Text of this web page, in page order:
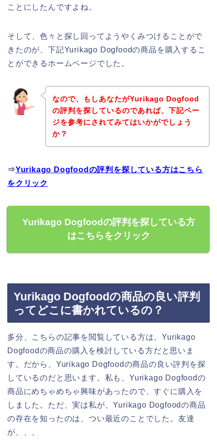
ことにしたんですよね。
そして、色々と探し回ってようやくみつけることがで
きたのが、下記Yurikago Dogfoodの商品を購入するこ
とができるホームページでした。
なので、もしあなたがYurikago Dogfood
の評判を探しているのであれば、下記ペー
ジを参考にされてみてはいかがでしょう
か？
⇒Yurikago Dogfoodの評判を探している方はこちら
をクリック
Yurikago Dogfoodの評判を探している方
はこちらをクリック
Yurikago Dogfoodの商品の良い評判
ってどこに書かれているの？
多分、こちらの記事を閲覧している方は、Yurikago
Dogfoodの商品の購入を検討している方だと思いま
す。だから、Yurikago Dogfoodの商品の良い評判を探
しているのだと思います。私も、Yurikago Dogfoodの
商品にめちゃめちゃ興味があったので、すぐに購入を
しました。ただ、実は私が、Yurikago Dogfoodの商品
の存在を知ったのは、つい最近のことでした。友達
が、、、